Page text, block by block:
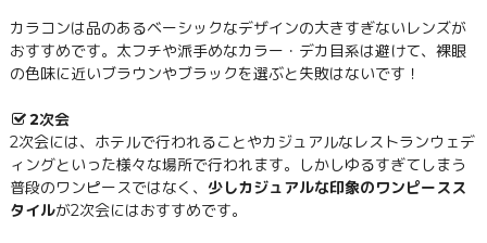
カラコンは品のあるベーシックなデザインの大きすぎないレンズが
おすすめです。太フチや派手めなカラー・デカ目系は避けて、裸眼
の色味に近いブラウンやブラックを選ぶと失敗はないです！
2次会
2次会には、ホテルで行われることやカジュアルなレストランウェデ
ィングといった様々な場所で行われます。しかしゆるすぎてしまう
普段のワンピースではなく、 少しカジュアルな印象のワンピースス
タイルが2次会にはおすすめです。